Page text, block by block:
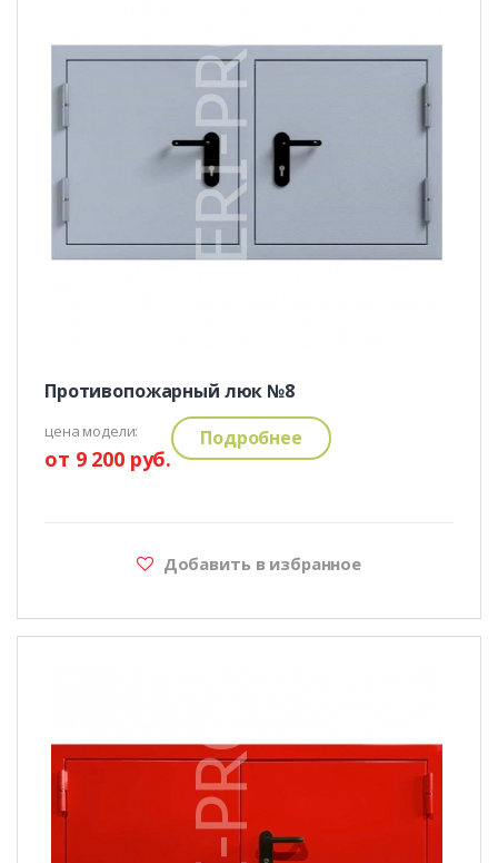
Противопожарный люк №8
цена модели:
от 9 200 руб.
Подробнее
Добавить в избранное